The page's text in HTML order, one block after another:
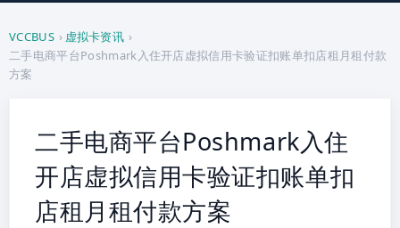
VCCBUS › 虚拟卡资讯 ›
二手电商平台Poshmark入住开店虚拟信用卡验证扣账单扣店租月租付款
方案
二手电商平台Poshmark入住
开店虚拟信用卡验证扣账单扣
店租月租付款方案